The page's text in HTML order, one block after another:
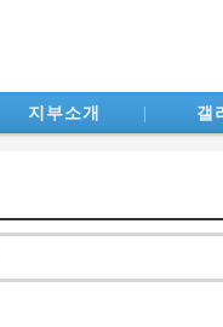
지부소개 갤